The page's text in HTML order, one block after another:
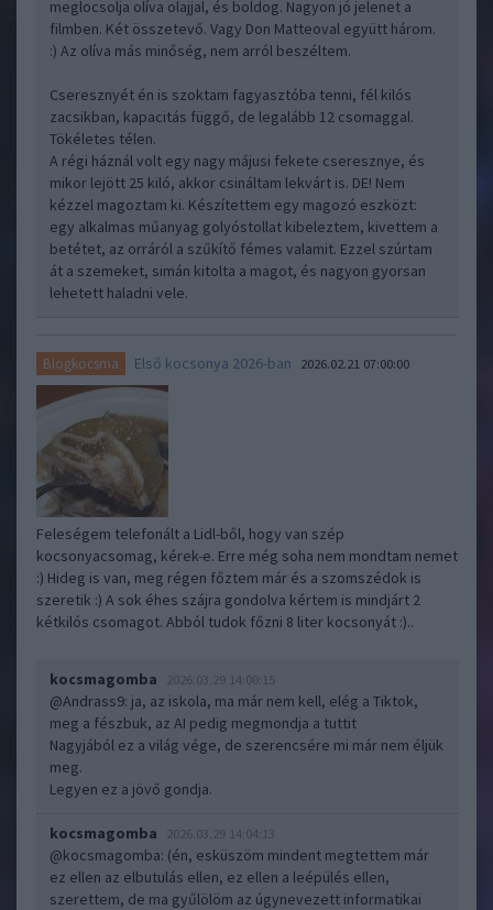
meglocsolja olíva olajjal, és boldog. Nagyon jó jelenet a
filmben. Két összetevő. Vagy Don Matteoval együtt három.
:) Az olíva más minőség, nem arról beszéltem.
Cseresznyét én is szoktam fagyasztóba tenni, fél kilós
zacsikban, kapacitás függő, de legalább 12 csomaggal.
Tökéletes télen.
A régi háznál volt egy nagy májusi fekete cseresznye, és
mikor lejött 25 kiló, akkor csináltam lekvárt is. DE! Nem
kézzel magoztam ki. Készítettem egy magozó eszközt:
egy alkalmas műanyag golyóstollat kibeleztem, kivettem a
betétet, az orráról a szűkítő fémes valamit. Ezzel szúrtam
át a szemeket, simán kitolta a magot, és nagyon gyorsan
lehetett haladni vele.
Blogkocsma Első kocsonya 2026-ban 2026.02.21 07:00:00
Feleségem telefonált a Lidl-ből, hogy van szép
kocsonyacsomag, kérek-e. Erre még soha nem mondtam nemet
:) Hideg is van, meg régen főztem már és a szomszédok is
szeretik :) A sok éhes szájra gondolva kértem is mindjárt 2
kétkilós csomagot. Abból tudok főzni 8 liter kocsonyát :)..
kocsmagomba 2026.03.29 14:00:15
@Andrass9: ja, az iskola, ma már nem kell, elég a Tiktok,
meg a fészbuk, az AI pedig megmondja a tuttit
Nagyjából ez a világ vége, de szerencsére mi már nem éljük
meg.
Legyen ez a jövő gondja.
kocsmagomba 2026.03.29 14:04:13
@kocsmagomba: (én, esküszöm mindent megtettem már
ez ellen az elbutulás ellen, ez ellen a leépülés ellen,
szerettem, de ma gyűlölöm az úgynevezett informatikai